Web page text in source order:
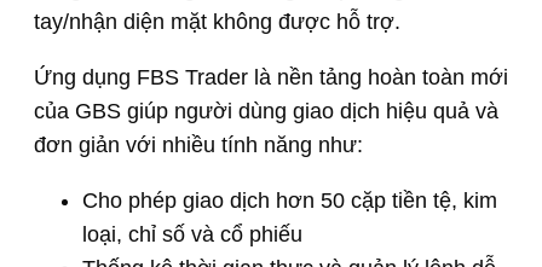
tay/nhận diện mặt không được hỗ trợ.
Ứng dụng FBS Trader là nền tảng hoàn toàn mới
của GBS giúp người dùng giao dịch hiệu quả và
đơn giản với nhiều tính năng như:
Cho phép giao dịch hơn 50 cặp tiền tệ, kim
loại, chỉ số và cổ phiếu